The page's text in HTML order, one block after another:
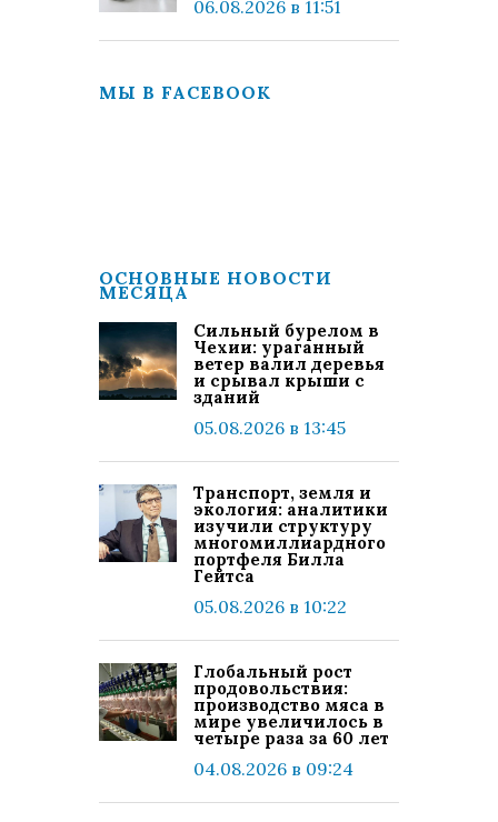
06.08.2026 в 11:51
МЫ В FACEBOOK
ОСНОВНЫЕ НОВОСТИ
МЕСЯЦА
Сильный бурелом в
Чехии: ураганный
ветер валил деревья
и срывал крыши с
зданий
05.08.2026 в 13:45
Транспорт, земля и
экология: аналитики
изучили структуру
многомиллиардного
портфеля Билла
Гейтса
05.08.2026 в 10:22
Глобальный рост
продовольствия:
производство мяса в
мире увеличилось в
четыре раза за 60 лет
04.08.2026 в 09:24